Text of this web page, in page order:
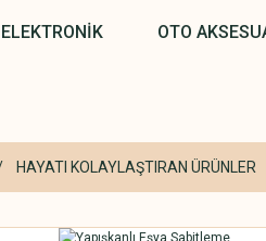
ELEKTRONİK OTO
HAYATI KOLAYLAŞTIRAN ÜRÜNLER